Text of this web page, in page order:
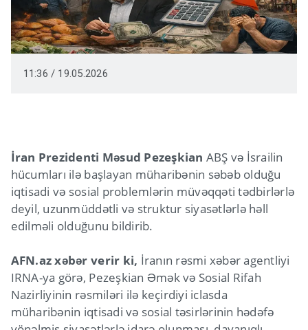
11:36 / 19.05.2026
İran Prezidenti Məsud Pezeşkian ABŞ və İsrailin
hücumları ilə başlayan müharibənin səbəb olduğu
iqtisadi və sosial problemlərin müvəqqəti tədbirlərlə
deyil, uzunmüddətli və struktur siyasətlərlə həll
edilməli olduğunu bildirib.
AFN.az xəbər verir ki, İranın rəsmi xəbər agentliyi
IRNA-ya görə, Pezeşkian Əmək və Sosial Rifah
Nazirliyinin rəsmiləri ilə keçirdiyi iclasda
müharibənin iqtisadi və sosial təsirlərinin hədəfə